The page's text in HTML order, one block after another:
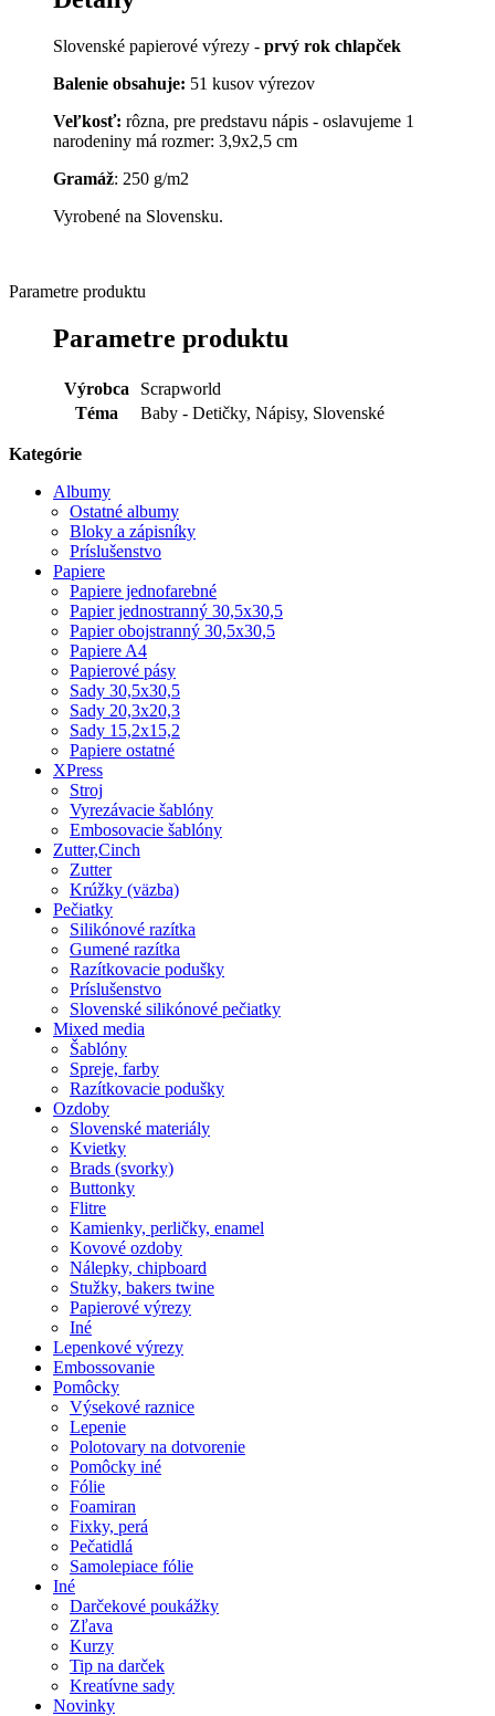
Slovenské papierové výrezy - prvý rok chlapček
Balenie obsahuje: 51 kusov výrezov
Veľkosť: rôzna, pre predstavu nápis - oslavujeme 1
narodeniny má rozmer: 3,9x2,5 cm
Gramáž: 250 g/m2
Vyrobené na Slovensku.
Parametre produktu
Parametre produktu
Výrobca
Scrapworld
Téma
Baby - Detičky, Nápisy, Slovenské
Kategórie
Albumy
Ostatné albumy
Bloky a zápisníky
Príslušenstvo
Papiere
Papiere jednofarebné
Papier jednostranný 30,5x30,5
Papier obojstranný 30,5x30,5
Papiere A4
Papierové pásy
Sady 30,5x30,5
Sady 20,3x20,3
Sady 15,2x15,2
Papiere ostatné
XPress
Stroj
Vyrezávacie šablóny
Embosovacie šablóny
Zutter,Cinch
Zutter
Krúžky (väzba)
Pečiatky
Silikónové razítka
Gumené razítka
Razítkovacie podušky
Príslušenstvo
Slovenské silikónové pečiatky
Mixed media
Šablóny
Spreje, farby
Razítkovacie podušky
Ozdoby
Slovenské materiály
Kvietky
Brads (svorky)
Buttonky
Flitre
Kamienky, perličky, enamel
Kovové ozdoby
Nálepky, chipboard
Stužky, bakers twine
Papierové výrezy
Iné
Lepenkové výrezy
Embossovanie
Pomôcky
Výsekové raznice
Lepenie
Polotovary na dotvorenie
Pomôcky iné
Fólie
Foamiran
Fixky, perá
Pečatidlá
Samolepiace fólie
Iné
Darčekové poukážky
Zľava
Kurzy
Tip na darček
Kreatívne sady
Novinky